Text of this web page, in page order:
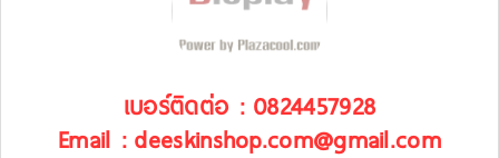
เบอร์ติดต่อ : 0824457928
Email : deeskinshop.com@gmail.com